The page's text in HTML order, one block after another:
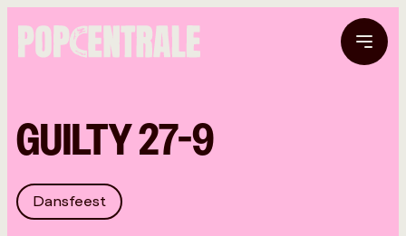
GUILTY 27-9
Dansfeest